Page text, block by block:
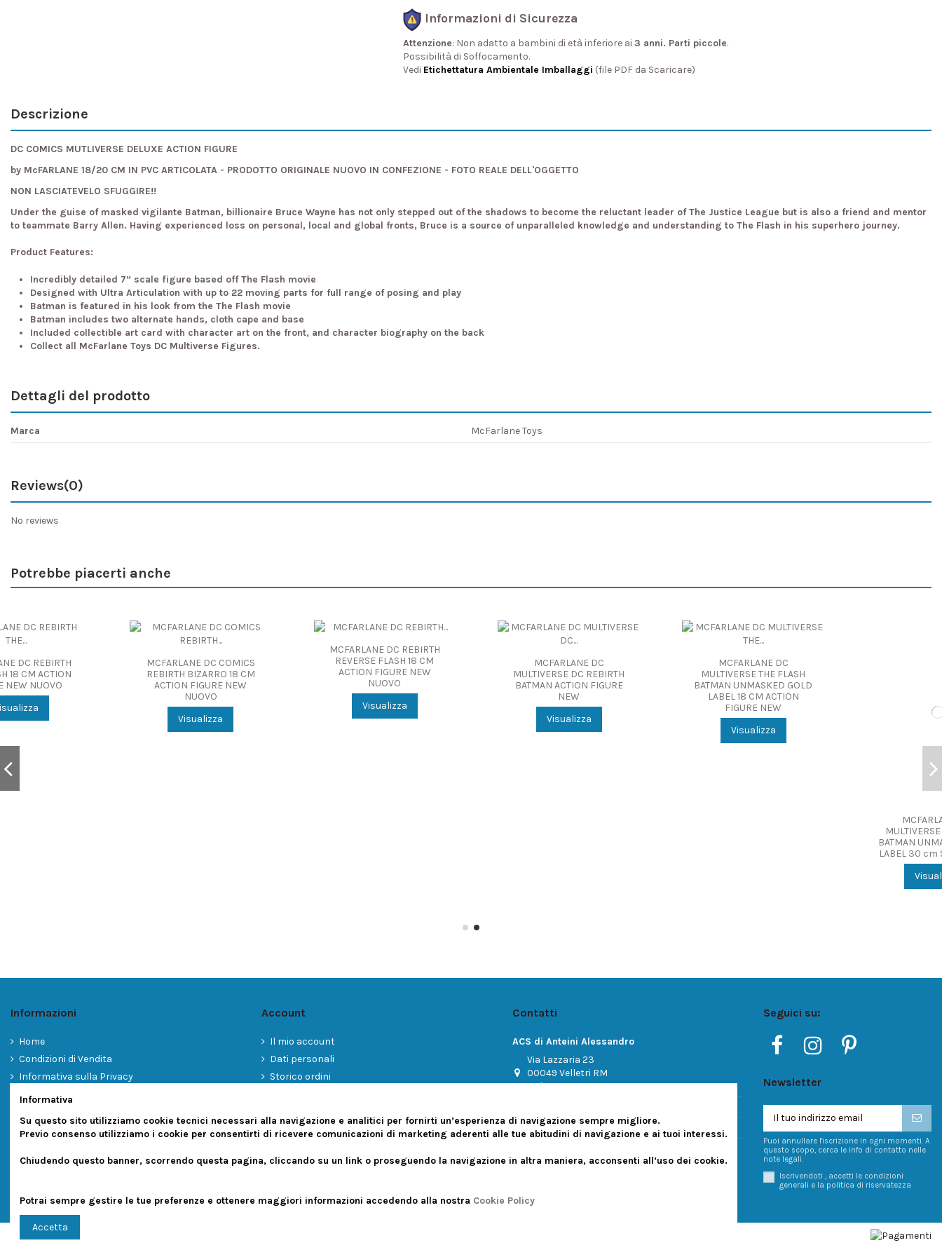
Informazioni di Sicurezza
Attenzione: Non adatto a bambini di età inferiore ai 3 anni. Parti piccole.
Possibilità di Soffocamento.
Vedi Etichettatura Ambientale Imballaggi (file PDF da Scaricare)
Descrizione
DC COMICS MUTLIVERSE DELUXE ACTION FIGURE
by McFARLANE 18/20 CM IN PVC ARTICOLATA - PRODOTTO ORIGINALE NUOVO IN CONFEZIONE - FOTO REALE DELL'OGGETTO
NON LASCIATEVELO SFUGGIRE!!
Under the guise of masked vigilante Batman, billionaire Bruce Wayne has not only stepped out of the shadows to become the reluctant leader of The Justice League but is also a friend and mentor
to teammate Barry Allen. Having experienced loss on personal, local and global fronts, Bruce is a source of unparalleled knowledge and understanding to The Flash in his superhero journey.
Product Features:
Incredibly detailed 7” scale figure based off The Flash movie
Designed with Ultra Articulation with up to 22 moving parts for full range of posing and play
Batman is featured in his look from the The Flash movie
Batman includes two alternate hands, cloth cape and base
Included collectible art card with character art on the front, and character biography on the back
Collect all McFarlane Toys DC Multiverse Figures.
Dettagli del prodotto
Marca McFarlane Toys
Reviews(0)
No reviews
Potrebbe piacerti anche
MCFARLANE DC COMICS
REBIRTH BIZARRO 18 CM
ACTION FIGURE NEW
MCFARLANE DC REBIRTH
REVERSE FLASH 18 CM
ACTION FIGURE NEW
MULTIVERSE DC REBIRTH
BATMAN ACTION FIGURE
MULTIVERSE THE FLASH
BATMAN UNMASKED GOLD
MULTIVERSE THE FLASH
BATMAN UNMASKED GOLD
LABEL 30 cm STATUE NEW
Informazioni
Home
Condizioni di Vendita
Informativa sulla Privacy
Cookies
International Shipments
Account
Il mio account
Dati personali
Storico ordini
Contatti
ACS di Anteini Alessandro
Via Lazzaria 23
00049 Velletri RM
Italy
info@animecaffe.com
Seguici su:
Newsletter
Puoi annullare l'iscrizione in ogni momenti. A
questo scopo, cerca le info di contatto nelle
note legali.
Iscrivendoti , accetti le condizioni
generali e la politica di riservatezza
Informativa
Su questo sito utilizziamo cookie tecnici necessari alla navigazione e analitici per fornirti un’esperienza di navigazione sempre migliore.
Previo consenso utilizziamo i cookie per consentirti di ricevere comunicazioni di marketing aderenti alle tue abitudini di navigazione e ai tuoi interessi.
Chiudendo questo banner, scorrendo questa pagina, cliccando su un link o proseguendo la navigazione in altra maniera, acconsenti all’uso dei cookie.
Potrai sempre gestire le tue preferenze e ottenere maggiori informazioni accedendo alla nostra Cookie Policy
Accetta